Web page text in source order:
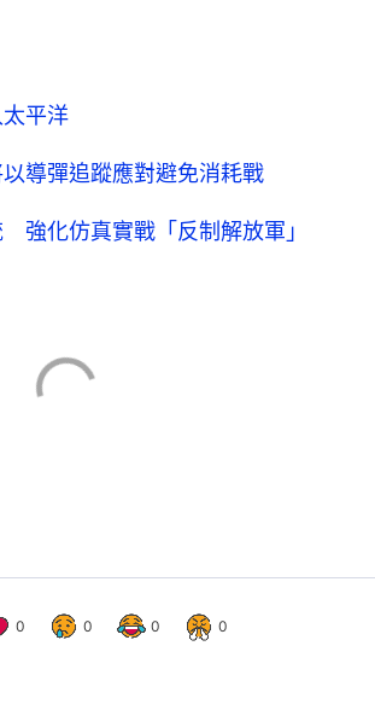
平洋
導彈追蹤應對避免消耗戰
強化仿真實戰「反制解放軍」
0 0 0 0